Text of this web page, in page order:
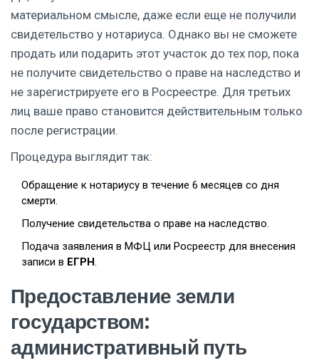
материальном смысле, даже если еще не получили
свидетельство у нотариуса. Однако вы не сможете
продать или подарить этот участок до тех пор, пока
не получите свидетельство о праве на наследство и
не зарегистрируете его в Росреестре. Для третьих
лиц ваше право становится действительным только
после регистрации.
Процедура выглядит так:
Обращение к нотариусу в течение 6 месяцев со дня
смерти.
Получение свидетельства о праве на наследство.
Подача заявления в МФЦ или Росреестр для внесения
записи в ЕГРН.
Предоставление земли
государством:
административный путь